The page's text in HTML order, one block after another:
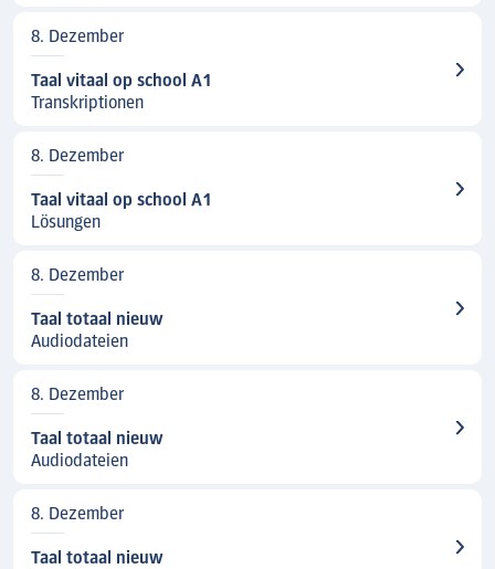
8. Dezember
Taal vitaal op school A1
Transkriptionen
8. Dezember
Taal vitaal op school A1
Lösungen
8. Dezember
Taal totaal nieuw
Audiodateien
8. Dezember
Taal totaal nieuw
Audiodateien
8. Dezember
Taal totaal nieuw